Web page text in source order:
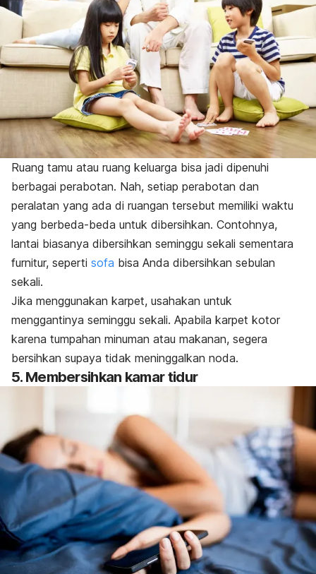
Ruang tamu atau ruang keluarga bisa jadi dipenuhi
berbagai perabotan. Nah, setiap perabotan dan
peralatan yang ada di ruangan tersebut memiliki waktu
yang berbeda-beda untuk dibersihkan. Contohnya,
lantai biasanya dibersihkan seminggu sekali sementara
furnitur, seperti sofa bisa Anda dibersihkan sebulan
sekali.
Jika menggunakan karpet, usahakan untuk
menggantinya seminggu sekali. Apabila karpet kotor
karena tumpahan minuman atau makanan, segera
bersihkan supaya tidak meninggalkan noda.
5. Membersihkan kamar tidur